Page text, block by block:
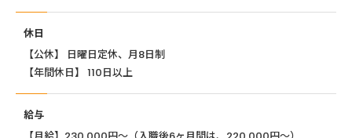
休日
【公休】 日曜日定休、月8日制
【年間休日】 110日以上
給与